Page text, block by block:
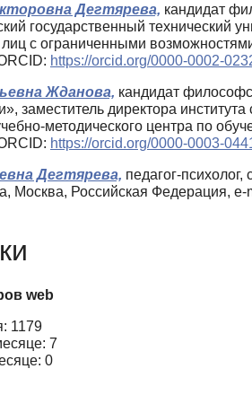
Дегтярева, кандидат
государственный технический
с ограниченными
https://orcid.org/0000-0002-
Жданова, кандидат
заместитель директора
методического центра по
https://orcid.org/0000-0003-
Дегтярева, педагог-
Москва, Российская Федерация,
web
1179
7
0